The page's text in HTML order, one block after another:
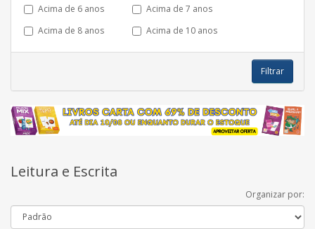
Acima de 6 anos
Acima de 7 anos
Acima de 8 anos
Acima de 10 anos
Filtrar
Leitura e Escrita
Organizar por: